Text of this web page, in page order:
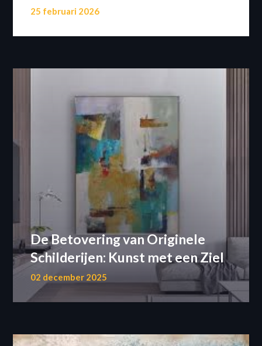
25 februari 2026
De Betovering van Originele
Schilderijen: Kunst met een Ziel
02 december 2025